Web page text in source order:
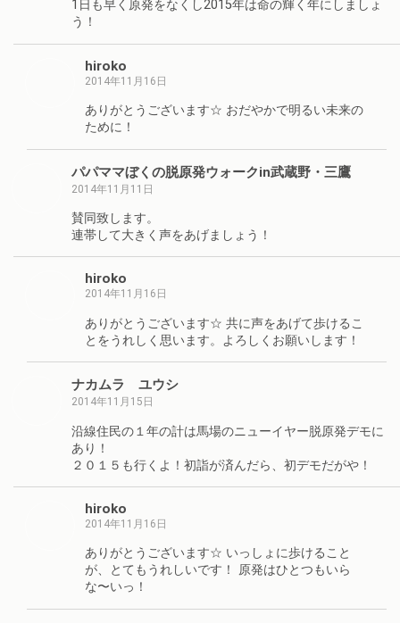
1日も早く原発をなくし2015年は命の輝く年にしましょ
う！
hiroko
2014年11月16日
ありがとうございます☆ おだやかで明るい未来の
ために！
パパママぼくの脱原発ウォークin武蔵野・三鷹
2014年11月11日
賛同致します。
連帯して大きく声をあげましょう！
hiroko
2014年11月16日
ありがとうございます☆ 共に声をあげて歩けるこ
とをうれしく思います。よろしくお願いします！
ナカムラ ユウシ
2014年11月15日
沿線住民の１年の計は馬場のニューイヤー脱原発デモに
あり！
２０１５も行くよ！初詣が済んだら、初デモだがや！
hiroko
2014年11月16日
ありがとうございます☆ いっしょに歩けること
が、とてもうれしいです！ 原発はひとつもいら
な〜いっ！